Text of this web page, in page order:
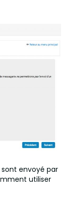
envoyé par
utiliser